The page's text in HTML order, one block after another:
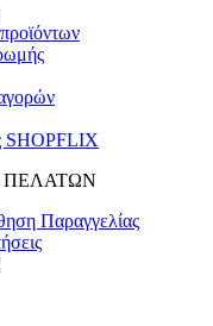
SHOPFLIX
ΠΕΛΑΤΩΝ
Παραγγελίας